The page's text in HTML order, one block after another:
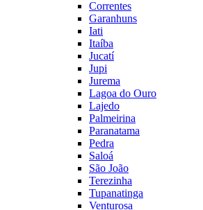
Correntes
Garanhuns
Iati
Itaíba
Jucatí
Jupi
Jurema
Lagoa do Ouro
Lajedo
Palmeirina
Paranatama
Pedra
Saloá
São João
Terezinha
Tupanatinga
Venturosa